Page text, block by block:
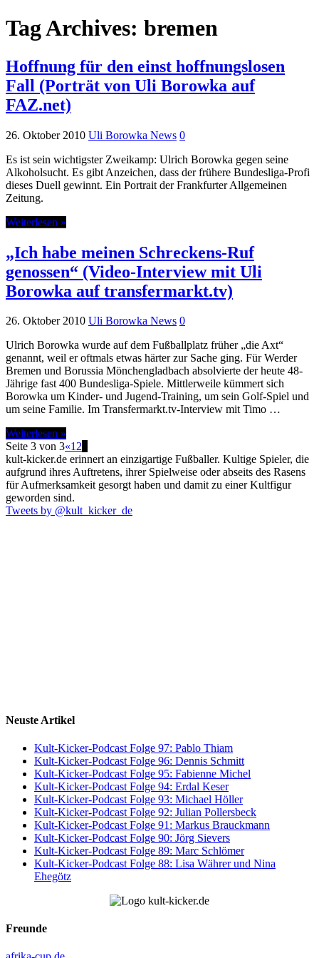
Tag Archives: bremen
Hoffnung für den einst hoffnungslosen
Fall (Porträt von Uli Borowka auf
FAZ.net)
26. Oktober 2010 Uli Borowka News 0
Es ist sein wichtigster Zweikamp: Ulrich Borowka gegen seine
Alkoholsucht. Es gibt Anzeichen, dass der frühere Bundesliga-Profi
dieses Duell gewinnt. Ein Portrait der Frankfurter Allgemeinen
Zeitung.
Weiterlesen »
„Ich habe meinen Schreckens-Ruf
genossen“ (Video-Interview mit Uli
Borowka auf transfermarkt.tv)
26. Oktober 2010 Uli Borowka News 0
Ulrich Borowka wurde auf dem Fußballplatz früher „die Axt“
genannt, weil er oftmals etwas härter zur Sache ging. Für Werder
Bremen und Borussia Mönchengladbach absolvierte der heute 48-
Jährige fast 400 Bundesliga-Spiele. Mittlerweile kümmert sich
Borowka um Kinder- und Jugend-Training, um sein Golf-Spiel und
um seine Familie. Im Transfermarkt.tv-Interview mit Timo …
Weiterlesen »
Seite 3 von 3«12
kult-kicker.de erinnert an einzigartige Fußballer. Kultige Spieler, die
aufgrund ihres Auftretens, ihrer Spielweise oder abseits des Rasens
für Aufmerksamkeit gesorgt haben und damit zu einer Kultfigur
geworden sind.
Tweets by @kult_kicker_de
Neuste Artikel
Kult-Kicker-Podcast Folge 97: Pablo Thiam
Kult-Kicker-Podcast Folge 96: Dennis Schmitt
Kult-Kicker-Podcast Folge 95: Fabienne Michel
Kult-Kicker-Podcast Folge 94: Erdal Keser
Kult-Kicker-Podcast Folge 93: Michael Höller
Kult-Kicker-Podcast Folge 92: Julian Pollersbeck
Kult-Kicker-Podcast Folge 91: Markus Brauckmann
Kult-Kicker-Podcast Folge 90: Jörg Sievers
Kult-Kicker-Podcast Folge 89: Marc Schlömer
Kult-Kicker-Podcast Folge 88: Lisa Währer und Nina
Ehegötz
Freunde